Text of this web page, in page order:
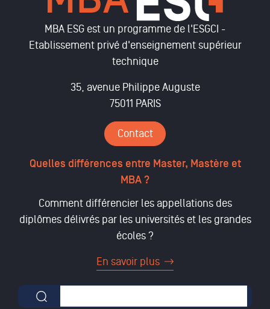
MBA ESG est un programme de l'ESGCI -
Etablissement privé d'enseignement supérieur
technique
35, avenue Philippe Auguste
75011 PARIS
Contact
Quelles différences entre Master, Mastère et
MBA ?
Comment différencier les appellations des
diplômes délivrés par les universités et les grandes
écoles ?
En savoir plus
Formulaire de recherche